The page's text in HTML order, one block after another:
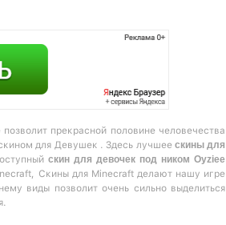
прекрасной половине человечества
для Девушек . Здесь лучшее скины для
скин для девочек под ником Oyziee
Скины для Minecraft делают нашу игре
виды позволит очень сильно выделиться